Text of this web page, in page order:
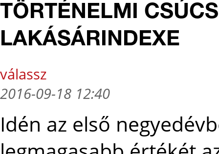
TÖRTÉNELMI
LAKÁSÁRINDEXE
válassz
2016-09-18 12:40
Idén az első